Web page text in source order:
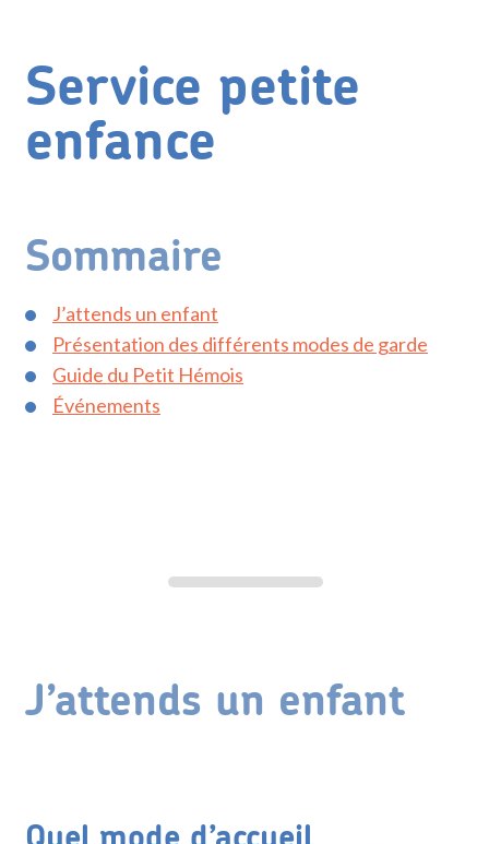
Service petite
enfance
Sommaire
J’attends un enfant
Présentation des différents modes de garde
Guide du Petit Hémois
Événements
J’attends un enfant